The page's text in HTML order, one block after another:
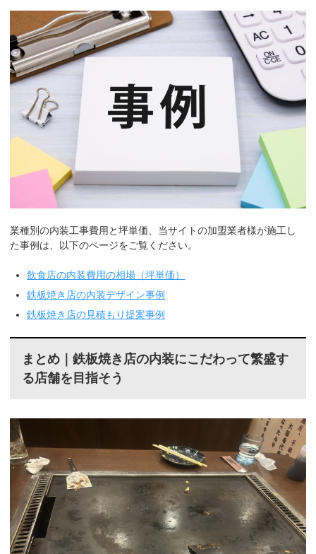
業種別の内装工事費用と坪単価、当サイトの加盟業者様が施工し
た事例は、以下のページをご覧ください。
飲食店の内装費用の相場（坪単価）
鉄板焼き店の内装デザイン事例
鉄板焼き店の見積もり提案事例
まとめ｜鉄板焼き店の内装にこだわって繁盛す
る店舗を目指そう